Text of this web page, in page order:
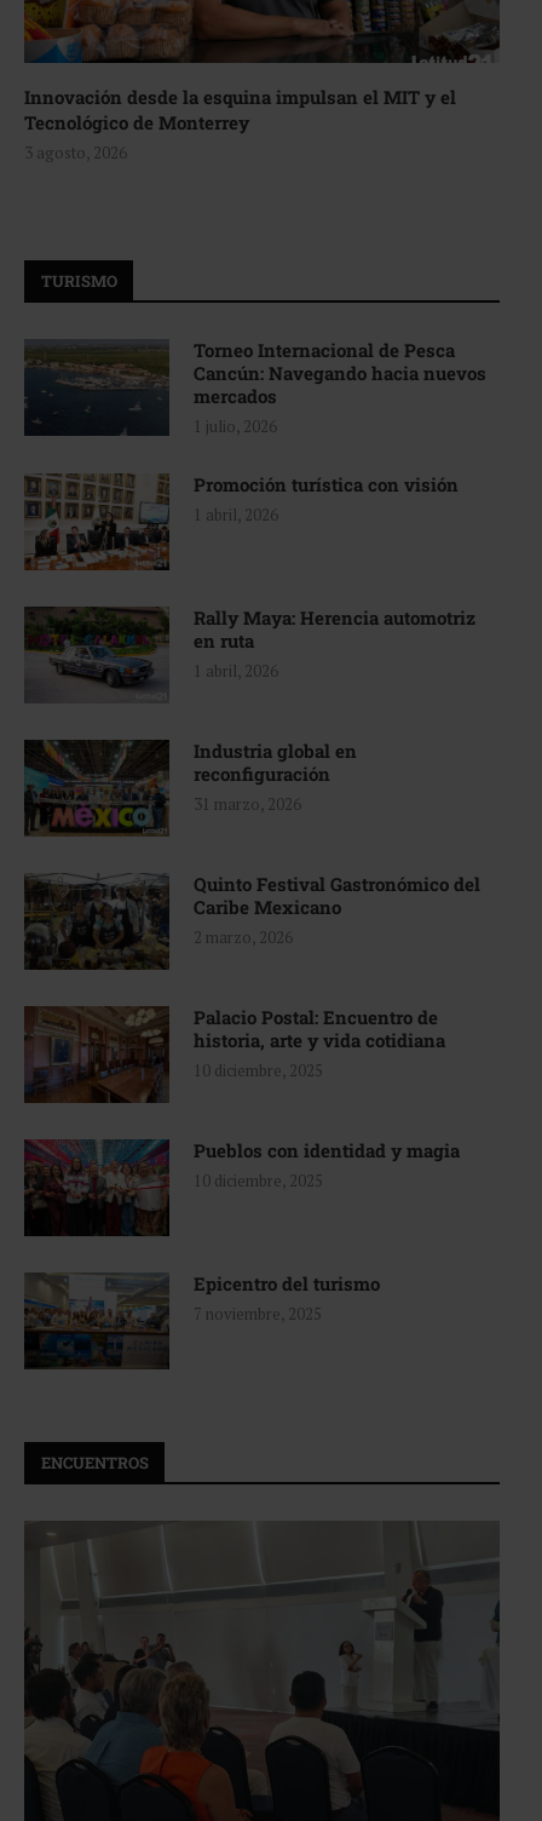
Innovación desde la esquina impulsan el MIT y el
Tecnológico de Monterrey
3 agosto, 2026
TURISMO
Torneo Internacional de Pesca
Cancún: Navegando hacia nuevos
mercados
1 julio, 2026
Promoción turística con visión
1 abril, 2026
Rally Maya: Herencia automotriz
en ruta
1 abril, 2026
Industria global en
reconfiguración
31 marzo, 2026
Quinto Festival Gastronómico del
Caribe Mexicano
2 marzo, 2026
Palacio Postal: Encuentro de
historia, arte y vida cotidiana
10 diciembre, 2025
Pueblos con identidad y magia
10 diciembre, 2025
Epicentro del turismo
7 noviembre, 2025
ENCUENTROS